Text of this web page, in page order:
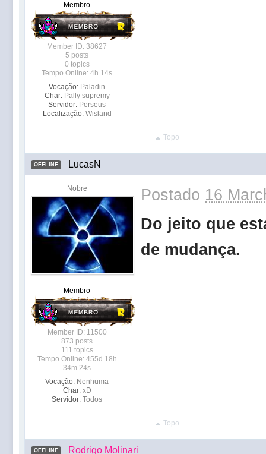
Membro
Member ID: 38627
5 posts
0 topics
Tempo Online: 4h 14s
Vocação: Paladin
Char: Pally supremy
Servidor: Perseus
Localização: Wisland
Topo
OFFLINE LucasN
Nobre
Membro
Member ID: 11500
873 posts
111 topics
Tempo Online: 455d 18h
34m 24s
Vocação: Nenhuma
Char: xD
Servidor: Todos
Postado 16
Do jeito que
de mudança.
Topo
OFFLINE Rodrigo Molinari